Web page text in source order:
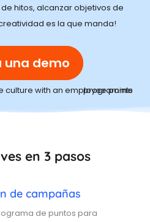
hitos, alcanzar objetivos de
es la que manda!
una demo
en 3 pasos
de campañas
de puntos para